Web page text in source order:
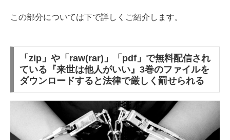
この部分については下で詳しくご紹介します。
「zip」や「raw(rar)」「pdf」で無料配信され
ている『来世は他人がいい』3巻のファイルを
ダウンロードすると法律で厳しく罰せられる